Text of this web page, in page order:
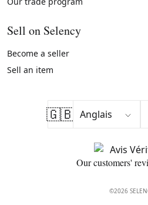
Sell on Selency
Become a seller
Sell an item
🇬🇧
Our customers'
©2026